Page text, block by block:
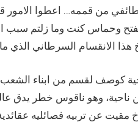
من قممه… اعطوا
وحماس كنت وما زلتم سبب
كوصف لقسم من ابناء
وهو ناقوس خطر يدق
مقيت عن تربيه فصائليه